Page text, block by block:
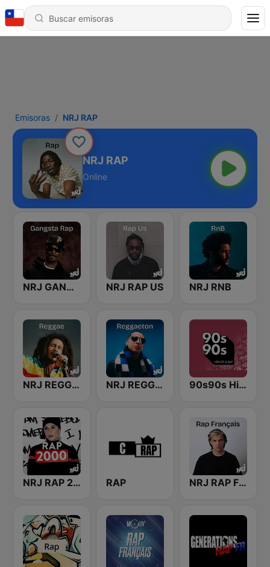
Emisoras NRJ RAP
NRJ RAP
Online
NRJ GANGSTA RAP NRJ RAP US NRJ RNB
NRJ REGGAE NRJ REGGAETON 90s90s Hiphop & Rap
NRJ RAP 2000 RAP NRJ RAP FRANCAIS